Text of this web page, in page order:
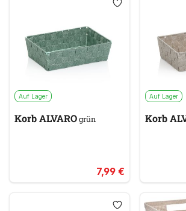
Auf Lager
Korb ALVAROgrün
7,99 €
Auf Lager
Korb